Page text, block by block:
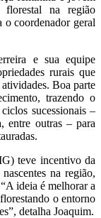
florestal na região
o coordenador geral
e sua equipe
rurais que
Boa parte
trazendo o
sucessionais –
entre outras – para
teve incentivo da
na região,
ideia é melhorar a
o entorno
detalha Joaquim.